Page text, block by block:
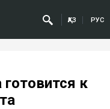
ҚАЗ РУС
к